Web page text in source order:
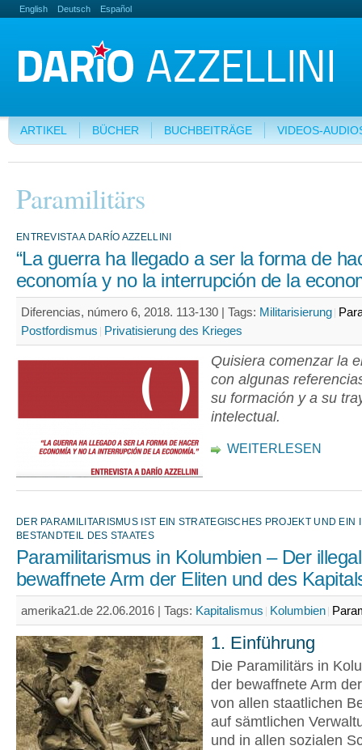
English Deutsch Español
ARTIKEL BÜCHER BUCHBEITRÄGE VIDEOS-
Paramilitärs
ENTREVISTA A DARÍO AZZELLINI
“La guerra ha llegado a ser la forma de
economía y no la interrupción de la
Diferencias, número 6, 2018. 113-130 | Tags: Militarisierung
Postfordismus Privatisierung des Krieges
Quisiera comenzar la
con algunas
su formación y a su
intelectual.
WEITERLESEN
DER PARAMILITARISMUS IST EIN STRATEGISCHES PROJEKT UND EIN
BESTANDTEIL DES STAATES
Paramilitarismus in Kolumbien – Der
bewaffnete Arm der Eliten und des
amerika21.de 22.06.2016 | Tags: Kapitalismus Kolumbien
1. Einführung
Die Paramilitärs in
der bewaffnete Arm
von allen staatlichen
auf sämtlichen
und in allen sozialen